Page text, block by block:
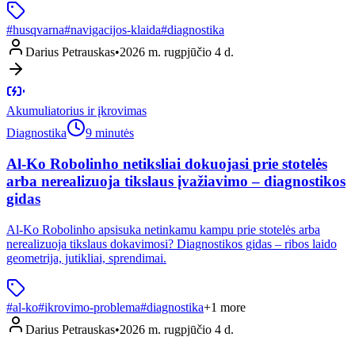
#husqvarna#navigacijos-klaida#diagnostika
Darius Petrauskas•2026 m. rugpjūčio 4 d.
Akumuliatorius ir įkrovimas
Diagnostika
9 minutės
Al-Ko Robolinho netiksliai dokuojasi prie stotelės
arba nerealizuoja tikslaus įvažiavimo – diagnostikos
gidas
Al-Ko Robolinho apsisuka netinkamu kampu prie stotelės arba
nerealizuoja tikslaus dokavimosi? Diagnostikos gidas – ribos laido
geometrija, jutikliai, sprendimai.
#al-ko#ikrovimo-problema#diagnostika+1 more
Darius Petrauskas•2026 m. rugpjūčio 4 d.